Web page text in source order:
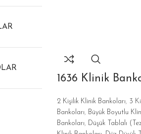
1636 Klinik
2 Kişilik Klinik Bankoları, 3
Bankoları, Büyük Boyutlu
Bankoları, Düşük Tablalı